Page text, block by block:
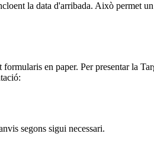
la data d'arribada. Això permet
en paper. Per presentar la
segons sigui necessari.